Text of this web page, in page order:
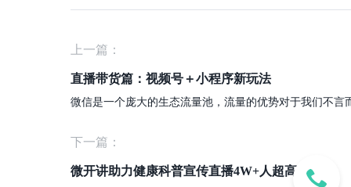
上一篇：
直播带货篇：视频号＋小程序新玩法
微信是一个庞大的生态流量池，流量的优势对于我们不
下一篇：
微开讲助力健康科普宣传直播4W+人超高并发量